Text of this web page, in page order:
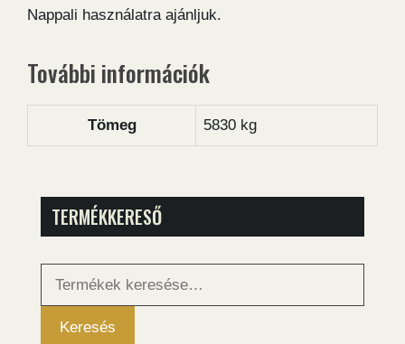
Nappali használatra ajánljuk.
További információk
Tömeg 5830 kg
TERMÉKKERESŐ
Keresés
Keresés